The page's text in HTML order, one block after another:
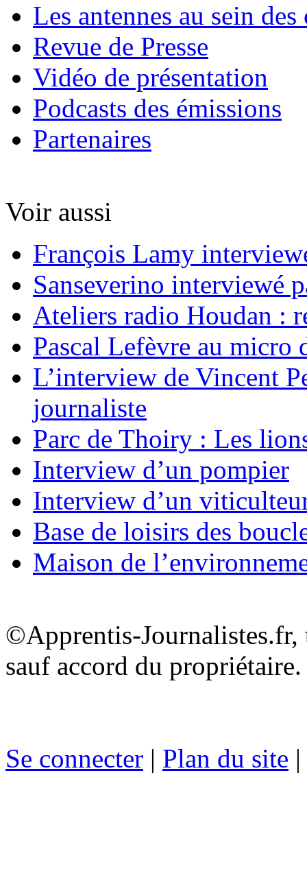
Les antennes au sein des
Revue de Presse
Vidéo de présentation
Podcasts des émissions
Partenaires
Voir aussi
François Lamy
Sanseverino interviewé
Ateliers radio Houdan :
Pascal Lefèvre au micro
L’interview de Vincent
journaliste
Parc de Thoiry : Les
Interview d’un pompier
Interview d’un
Base de loisirs des
Maison de
©Apprentis-
sauf accord du propriétaire.
Se connecter | Plan du site |